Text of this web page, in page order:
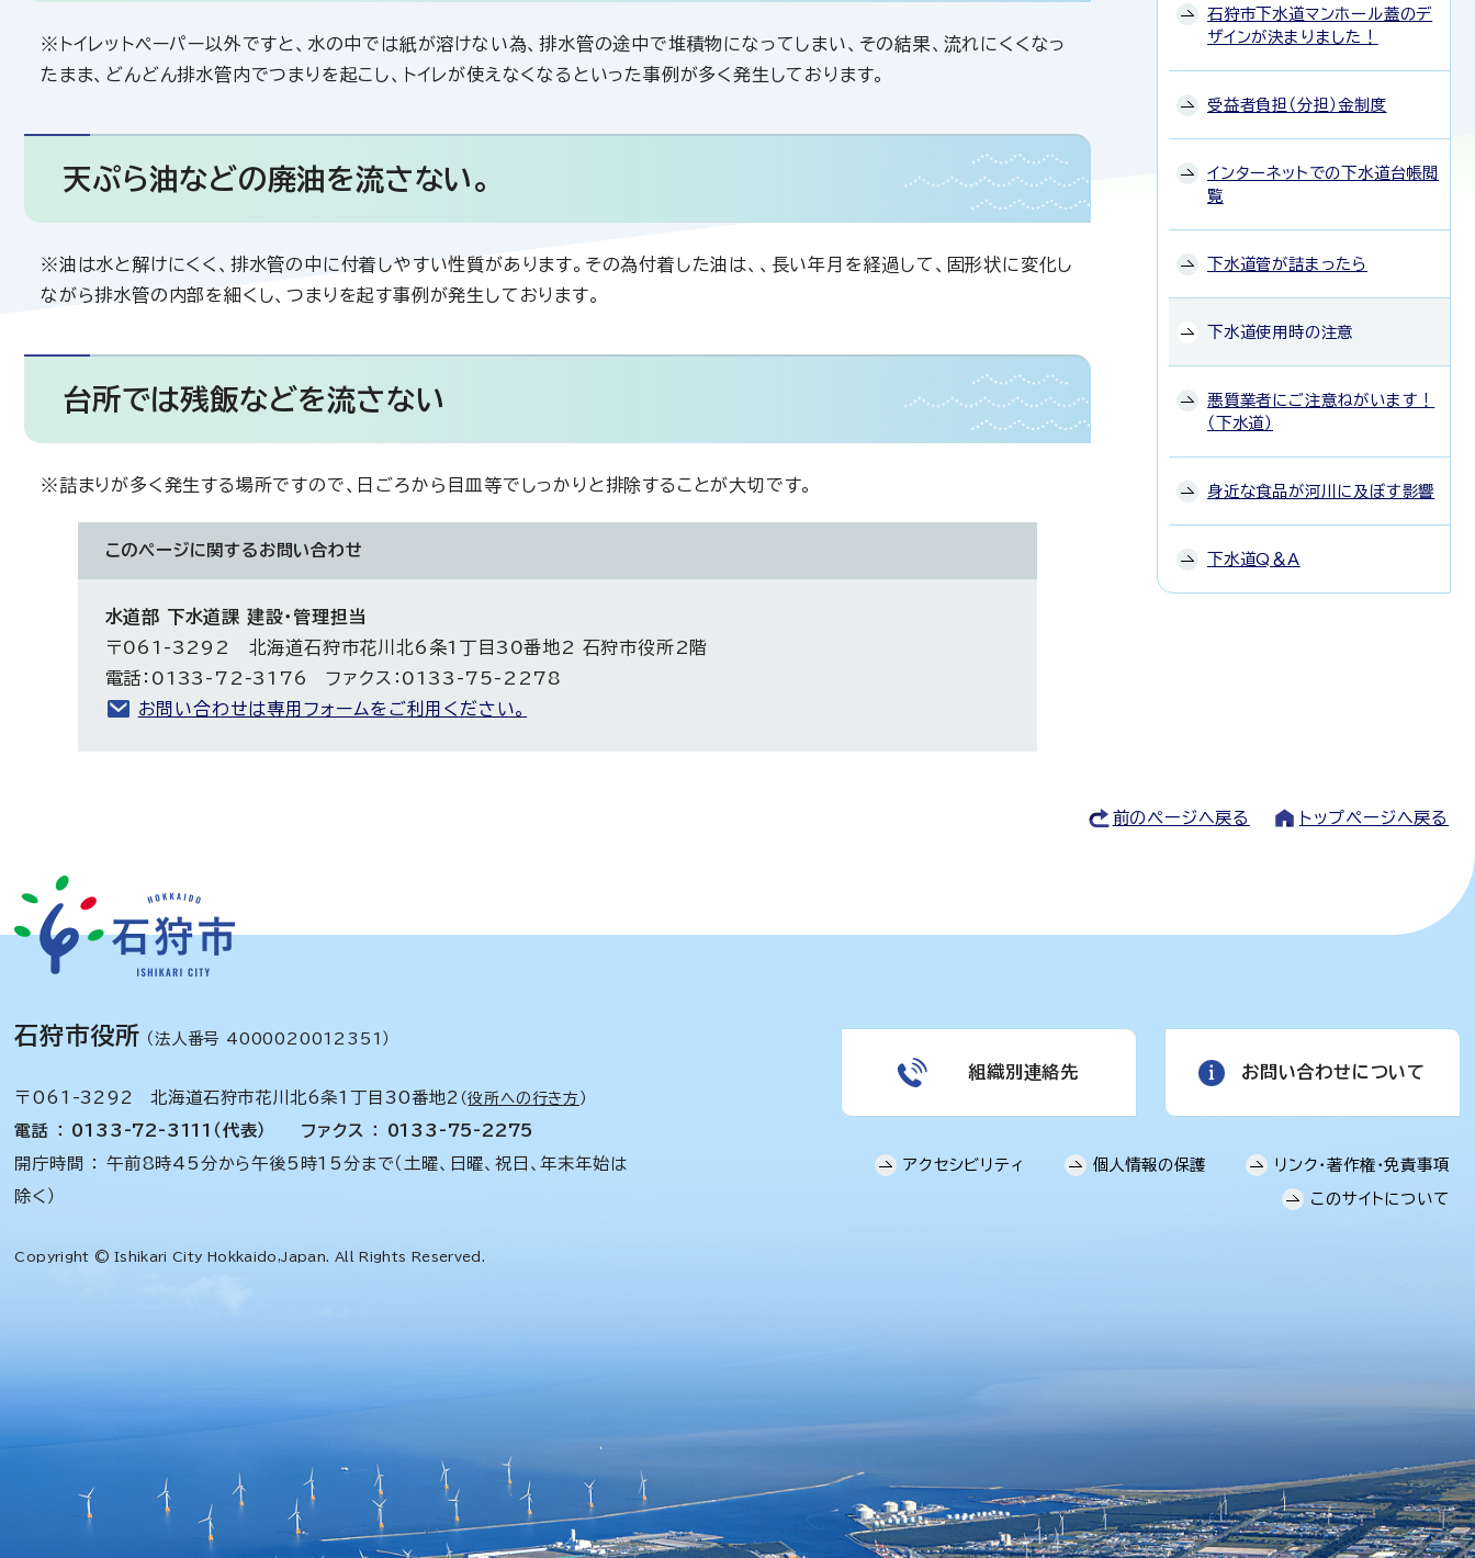
※トイレットペーパー以外ですと、水の中では紙が溶けない為、排水管の途中で堆積物になってしまい、その結果、流れにくくなっ
たまま、どんどん排水管内でつまりを起こし、トイレが使えなくなるといった事例が多く発生しております。
天ぷら油などの廃油を流さない。
※油は水と解けにくく、排水管の中に付着しやすい性質があります。その為付着した油は、、長い年月を経過して、固形状に変化し
ながら排水管の内部を細くし、つまりを起す事例が発生しております。
台所では残飯などを流さない
※詰まりが多く発生する場所ですので、日ごろから目皿等でしっかりと排除することが大切です。
このページに関する お問い合わせ
水道部 下水道課 建設・管理担当
〒061-3292 北海道石狩市花川北6条1丁目30番地2 石狩市役所2階
電話：0133-72-3176 ファクス：0133-75-2278
お問い合わせは専用フォームをご利用ください。
石狩市下水道マンホール蓋のデ
ザインが決まりました！
受益者負担（分担）金制度
インターネットでの下水道台帳閲
覧
下水道管が詰まったら
下水道使用時の注意
悪質業者にご注意ねがいます！
（下水道）
身近な食品が河川に及ぼす影響
下水道Q＆A
前のページへ戻る トップページへ戻る
石狩市役所 （法人番号 4000020012351）
〒061-3292 北海道石狩市花川北6条1丁目30番地2 （役所への行き方 ）
電話 ： 0133-72-3111（代表）
ファクス ： 0133-75-2275
開庁時間 ： 午前8時45分から午後5時15分まで（土曜、日曜、祝日、年末年始は
除く）
Copyright © Ishikari City Hokkaido,Japan. All Rights Reserved.
組織別連絡先 お問い合わせについて
アクセシビリティ 個人情報の保護 リンク・著作権・免責事項
このサイトについて